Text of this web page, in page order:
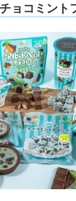
ョコミント